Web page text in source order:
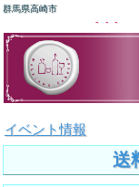
群馬県高崎市
---
イベント情報
送